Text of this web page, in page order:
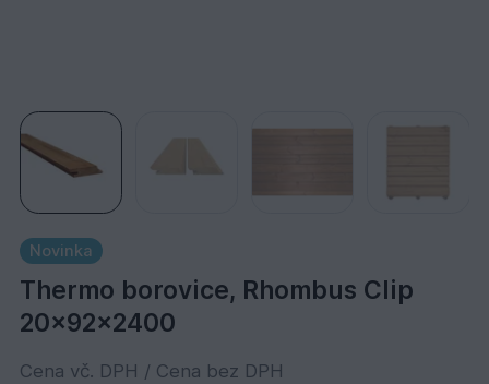
Novinka
Thermo borovice, Rhombus Clip
20x92x2400
Cena vč. DPH / Cena bez DPH